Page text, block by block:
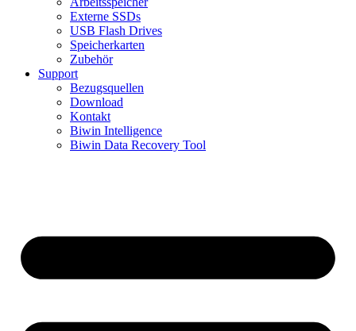
Externe SSDs
USB Flash Drives
Speicherkarten
Zubehör
Support
Bezugsquellen
Download
Kontakt
Biwin Intelligence
Biwin Data Recovery Tool